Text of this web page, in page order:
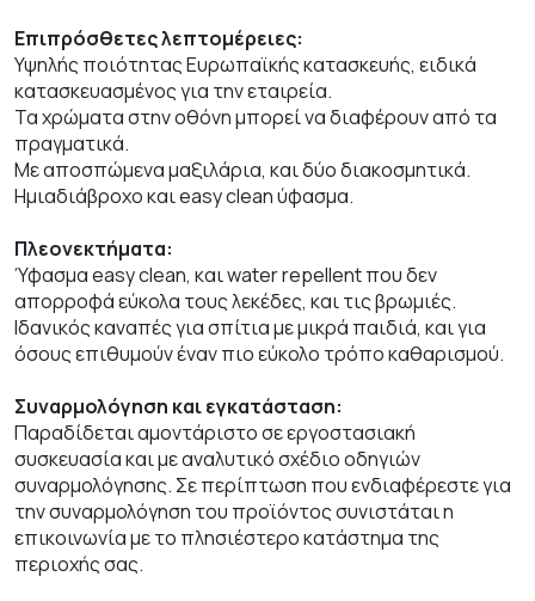
Επιπρόσθετες λεπτομέρειες:
Υψηλής ποιότητας Ευρωπαϊκής κατασκευής, ειδικά
κατασκευασμένος για την εταιρεία.
Τα χρώματα στην οθόνη μπορεί να διαφέρουν από τα
πραγματικά.
Με αποσπώμενα μαξιλάρια, και δύο διακοσμητικά.
Ημιαδιάβροχο και easy clean ύφασμα.
Πλεονεκτήματα:
Ύφασμα easy clean, και water repellent που δεν
απορροφά εύκολα τους λεκέδες, και τις βρωμιές.
Ιδανικός καναπές για σπίτια με μικρά παιδιά, και για
όσους επιθυμούν έναν πιο εύκολο τρόπο καθαρισμού.
Συναρμολόγηση και εγκατάσταση:
Παραδίδεται αμοντάριστο σε εργοστασιακή
συσκευασία και με αναλυτικό σχέδιο οδηγιών
συναρμολόγησης. Σε περίπτωση που ενδιαφέρεστε για
την συναρμολόγηση του προϊόντος συνιστάται η
επικοινωνία με το πλησιέστερο κατάστημα της
περιοχής σας.